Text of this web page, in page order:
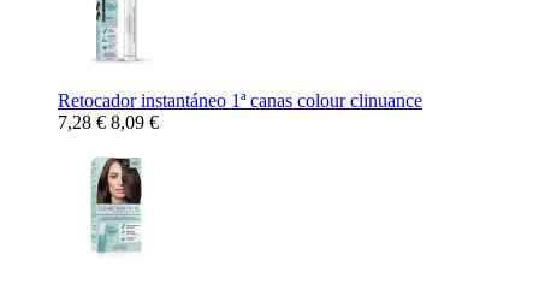
Retocador instantáneo 1ª canas colour clinuance
7,28 € 8,09 €